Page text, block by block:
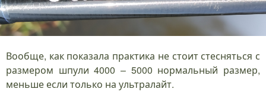
Вообще, как показала практика не стоит стесняться с
размером шпули 4000 – 5000 нормальный размер,
меньше если только на ультралайт.